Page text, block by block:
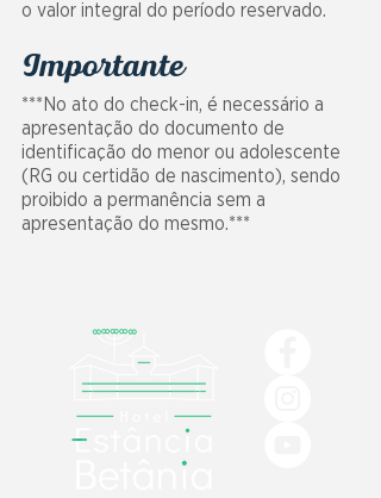
o valor integral do período reservado.
Importante
***No ato do check-in, é necessário a
apresentação do documento de
identificação do menor ou adolescente
(RG ou certidão de nascimento), sendo
proibido a permanência sem a
apresentação do mesmo.***